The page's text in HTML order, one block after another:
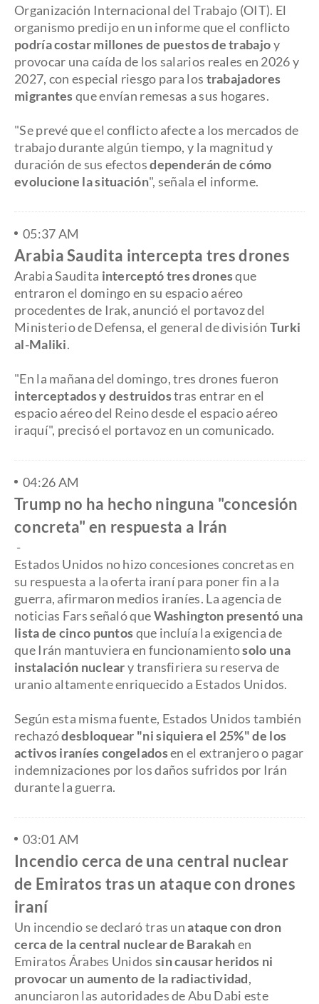
Organización Internacional del Trabajo (OIT). El
organismo predijo en un informe que el conflicto
podría costar millones de puestos de trabajoy
provocar una caída de los salarios reales en 2026 y
2027, con especial riesgo para los trabajadores
migrantesque envían remesas a sus hogares.
"Se prevé que el conflicto afecte a los mercados de
trabajo durante algún tiempo, y la magnitud y
duración de sus efectosdependerán de cómo
evolucione la situación", señala el informe.
05:37 AM
Arabia Saudita intercepta tres drones
Arabia Saudita interceptó tres dronesque
entraron el domingo en su espacio aéreo
procedentes de Irak, anunció el portavoz del
Ministerio de Defensa, el general de división Turki
al-Maliki.
"En la mañana del domingo, tres drones fueron
interceptados y destruidostras entrar en el
espacio aéreo del Reino desde el espacio aéreo
iraquí", precisó el portavoz en un comunicado.
04:26 AM
Trump no ha hecho ninguna "concesión
concreta" en respuesta a Irán
-
Estados Unidos no hizo concesiones concretas en
su respuesta a la oferta iraní para poner fin a la
guerra, afirmaron medios iraníes. La agencia de
noticias Fars señaló queWashington presentó una
lista de cinco puntosque incluía la exigencia de
que Irán mantuviera en funcionamientosolo una
instalación nucleary transfiriera su reserva de
uranio altamente enriquecido a Estados Unidos.
Según esta misma fuente, Estados Unidos también
rechazódesbloquear "ni siquiera el 25%" de los
activos iraníes congeladosen el extranjero o pagar
indemnizaciones por los daños sufridos por Irán
durante la guerra.
03:01 AM
Incendio cerca de una central nuclear
de Emiratos tras un ataque con drones
iraní
Un incendio se declaró tras unataque con dron
cerca de la central nuclear de Barakahen
Emiratos Árabes Unidos sin causar heridos ni
provocar un aumento de la radiactividad,
anunciaron las autoridades de Abu Dabi este